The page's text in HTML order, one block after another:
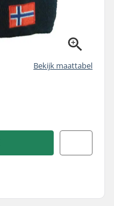
Bekijk maattabel